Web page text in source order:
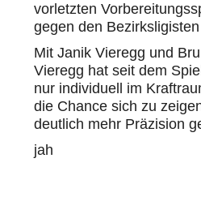
vorletzten
gegen den
Mit Janik Vieregg und
Vieregg hat seit dem
nur individuell im
die Chance sich zu
deutlich mehr Präzision
jah